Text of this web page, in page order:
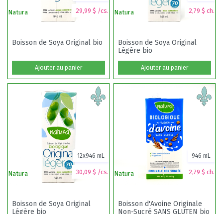
Natura 29,99 $ /cs.
Boisson de Soya Original bio
Ajouter au panier
Natura 2,79 $ ch.
Boisson de Soya Original
Légère bio
Ajouter au panier
Natura 30,09 $ /cs.
12x946 mL
Boisson de Soya Original
Légère bio
Natura 2,79 $ ch.
946 mL
Boisson d'Avoine Originale
Non-Sucré SANS GLUTEN bio